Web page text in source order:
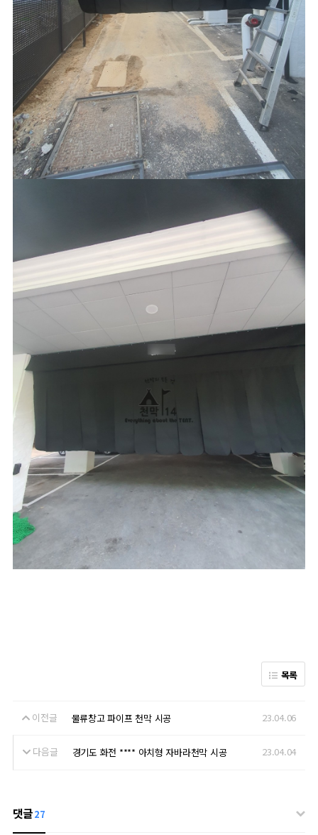
목록
이전글 물류창고 파이프 천막 시공 23.04.06
다음글 경기도 화전 **** 아치형 자바라천막 시공 23.04.04
댓글27